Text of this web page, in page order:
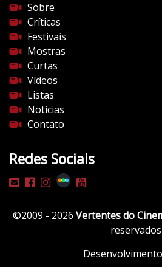
d
o
c
i
n
e
m
a
.
o
m
/
p
Sobre
Críticas
Festivais
Mostras
Curtas
Vídeos
Listas
Notícias
Contato
Redes Sociais
©2009 - 2026 Vertentes do
reservados